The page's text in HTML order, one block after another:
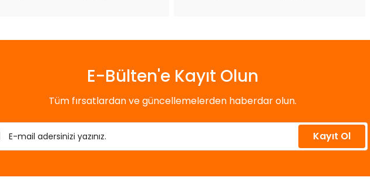
E-Bülten'e Kayıt Olun
Tüm fırsatlardan ve güncellemelerden haberdar olun.
Kayıt Ol